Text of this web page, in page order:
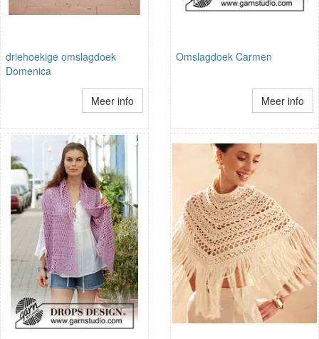
driehoekige omslagdoek
Domenica
Meer info
Omslagdoek Carmen
Meer info